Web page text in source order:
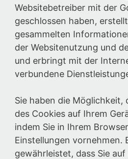
Websitebetreiber mit der
geschlossen haben,
gesammelten
der Websitenutzung und
und erbringt mit der
verbundene
Sie haben die Möglichkeit,
des Cookies auf Ihrem
indem Sie in Ihrem
Einstellungen vornehmen.
gewährleistet, dass Sie